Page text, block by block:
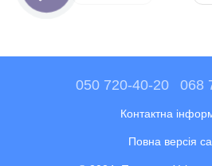
050 720-40-20 068
Контактна
Повна версія